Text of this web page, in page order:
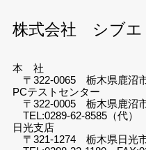
株式会社 シブエ
本 社
〒322-0065 栃木県鹿沼
PCテストセンター
〒322-0005 栃木県鹿沼
TEL:0289-62-8585（代）
日光支店
〒321-1274 栃木県日光